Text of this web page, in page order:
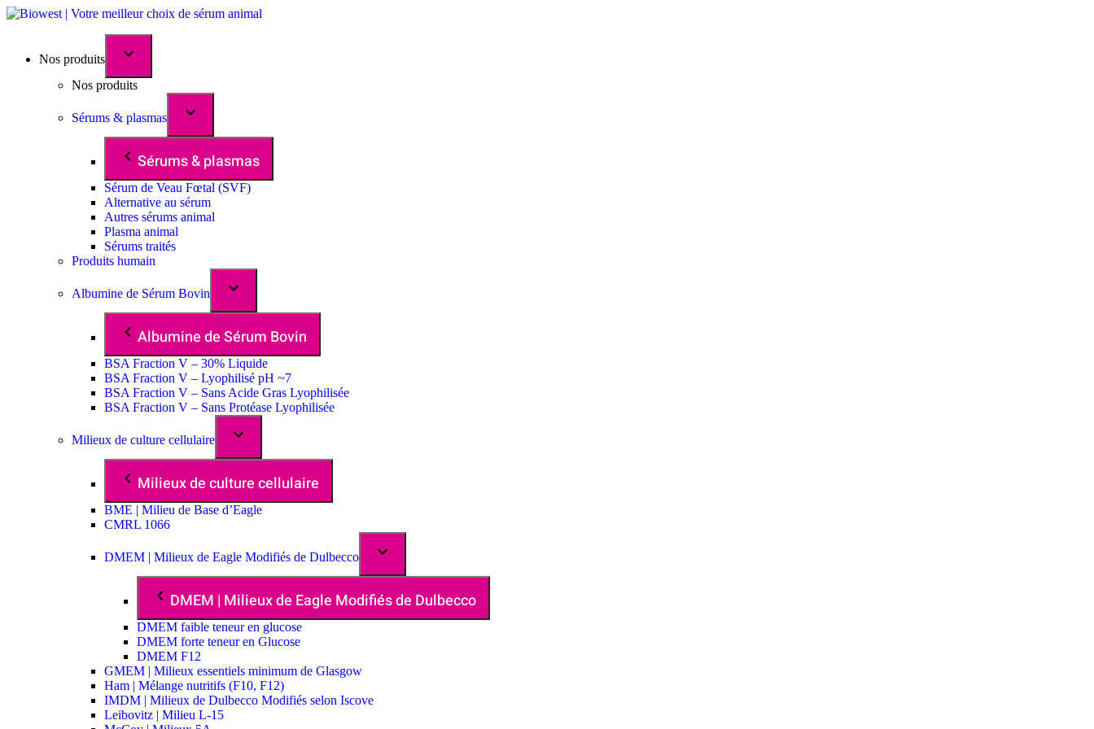
Nos produits
Nos produits
Sérums & plasmas
Sérums & plasmas
Sérum de Veau Fœtal (SVF)
Alternative au sérum
Autres sérums animal
Plasma animal
Sérums traités
Produits humain
Albumine de Sérum Bovin
Albumine de Sérum Bovin
BSA Fraction V – 30% Liquide
BSA Fraction V – Lyophilisé pH ~7
BSA Fraction V – Sans Acide Gras Lyophilisée
BSA Fraction V – Sans Protéase Lyophilisée
Milieux de culture cellulaire
Milieux de culture cellulaire
BME | Milieu de Base d’Eagle
CMRL 1066
DMEM | Milieux de Eagle Modifiés de Dulbecco
DMEM | Milieux de Eagle Modifiés de Dulbecco
DMEM faible teneur en glucose
DMEM forte teneur en Glucose
DMEM F12
GMEM | Milieux essentiels minimum de Glasgow
Ham | Mélange nutritifs (F10, F12)
IMDM | Milieux de Dulbecco Modifiés selon Iscove
Leibovitz | Milieu L-15